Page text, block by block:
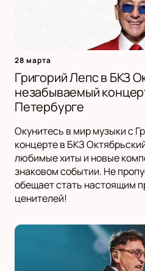
28 марта
Григорий Лепс в БКЗ
незабываемый
Петербурге
Окунитесь в мир музыки с
концерте в БКЗ
любимые хиты и новые
знаковом событии. Не
обещает стать настоящим
ценителей!